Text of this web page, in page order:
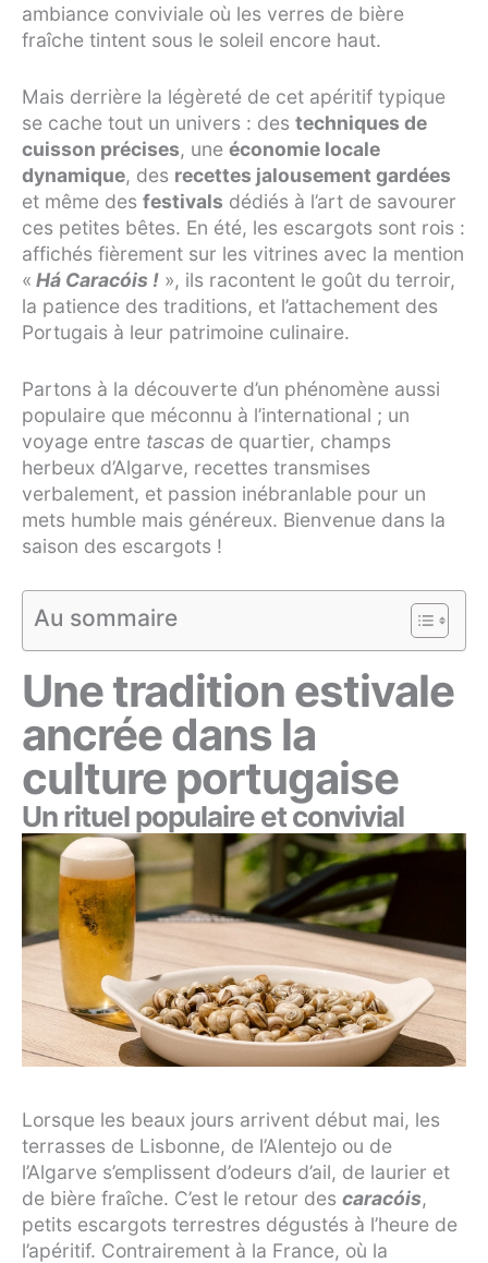
ambiance conviviale où les verres de bière
fraîche tintent sous le soleil encore haut.
Mais derrière la légèreté de cet apéritif typique
se cache tout un univers : des techniques de
cuisson précises, une économie locale
dynamique, des recettes jalousement gardées
et même des festivals dédiés à l’art de savourer
ces petites bêtes. En été, les escargots sont rois :
affichés fièrement sur les vitrines avec la mention
« Há Caracóis ! », ils racontent le goût du terroir,
la patience des traditions, et l’attachement des
Portugais à leur patrimoine culinaire.
Partons à la découverte d’un phénomène aussi
populaire que méconnu à l’international ; un
voyage entre tascas de quartier, champs
herbeux d’Algarve, recettes transmises
verbalement, et passion inébranlable pour un
mets humble mais généreux. Bienvenue dans la
saison des escargots !
Au sommaire
Une tradition estivale
ancrée dans la
culture portugaise
Un rituel populaire et convivial
Lorsque les beaux jours arrivent début mai, les
terrasses de Lisbonne, de l’Alentejo ou de
l’Algarve s’emplissent d’odeurs d’ail, de laurier et
de bière fraîche. C’est le retour des caracóis,
petits escargots terrestres dégustés à l’heure de
l’apéritif. Contrairement à la France, où la